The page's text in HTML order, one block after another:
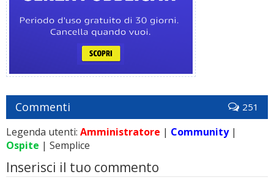
Commenti 251
Legenda utenti: Amministratore | Community|
Ospite | Semplice
Inserisci il tuo commento